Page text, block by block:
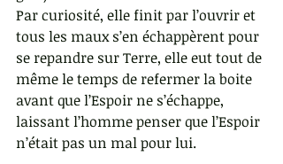
Par curiosité, elle finit par l’ouvrir et
tous les maux s’en échappèrent pour
se repandre sur Terre, elle eut tout de
même le temps de refermer la boite
avant que l’Espoir ne s’échappe,
laissant l’homme penser que l’Espoir
n’était pas un mal pour lui.